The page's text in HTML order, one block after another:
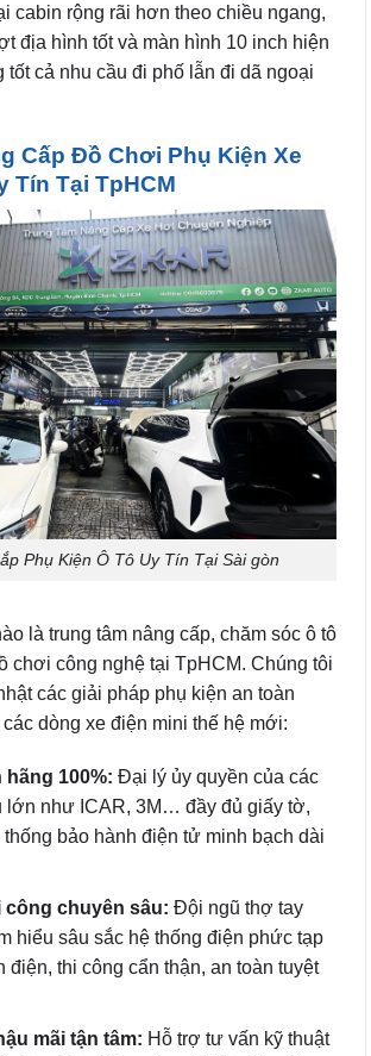
cabin rộng rãi hơn theo chiều ngang,
địa hình tốt và màn hình 10 inch hiện
tốt cả nhu cầu đi phố lẫn đi dã ngoại
Cấp Đồ Chơi Phụ Kiện Xe
Tín Tại TpHCM
Phụ Kiện Ô Tô Uy Tín Tại Sài gòn
là trung tâm nâng cấp, chăm sóc ô tô
chơi công nghệ tại TpHCM. Chúng tôi
các giải pháp phụ kiện an toàn
dòng xe điện mini thế hệ mới:
hãng 100%: Đại lý ủy quyền của các
lớn như ICAR, 3M… đầy đủ giấy tờ,
thống bảo hành điện tử minh bạch dài
công chuyên sâu: Đội ngũ thợ tay
hiểu sâu sắc hệ thống điện phức tạp
điện, thi công cẩn thận, an toàn tuyệt
mãi tận tâm: Hỗ trợ tư vấn kỹ thuật